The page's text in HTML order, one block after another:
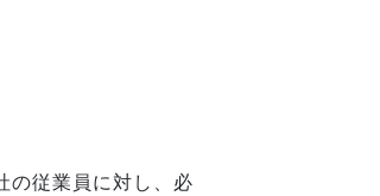
の従業員に対し、必